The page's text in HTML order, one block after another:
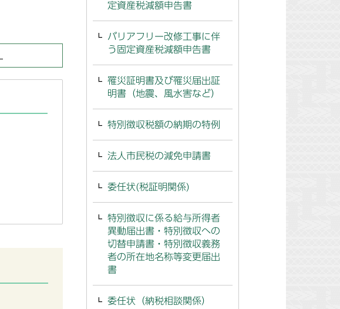
定資産税減額申告書
バリアフリー改修工事に伴
う固定資産税減額申告書
罹災証明書及び罹災届出証
明書（地震、風水害など）
特別徴収税額の納期の特例
法人市民税の減免申請書
委任状(税証明関係)
特別徴収に係る給与所得者
異動届出書・特別徴収への
切替申請書・特別徴収義務
者の所在地名称等変更届出
書
委任状（納税相談関係）